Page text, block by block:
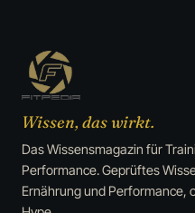
Wissen, das wirkt.
Das Wissensmagazin für
Performance. Geprüftes
Ernährung und Performance,